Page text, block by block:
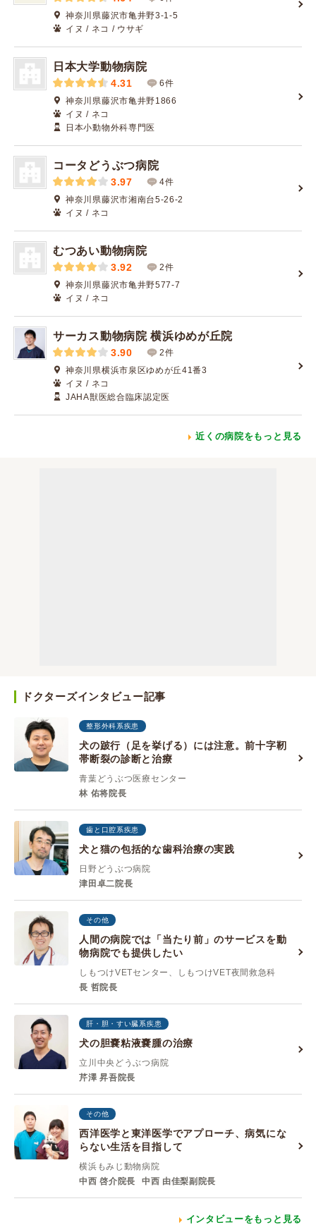
神奈川県藤沢市亀井野3-1-5
イヌ / ネコ / ウサギ
日本大学動物病院
4.31
6件
神奈川県藤沢市亀井野1866
イヌ / ネコ
日本小動物外科専門医
コータどうぶつ病院
3.97
4件
神奈川県藤沢市湘南台5-26-2
イヌ / ネコ
むつあい動物病院
3.92
2件
神奈川県藤沢市亀井野577-7
イヌ / ネコ
サーカス動物病院 横浜ゆめが丘院
3.90
2件
神奈川県横浜市泉区ゆめが丘41番3
イヌ / ネコ
JAHA獣医総合臨床認定医
近くの病院をもっと見る
ドクターズインタビュー記事
整形外科系疾患
犬の跛行（足を挙げる）には注意。前十字靭
帯断裂の診断と治療
青葉どうぶつ医療センター
林 佑将院長
歯と口腔系疾患
犬と猫の包括的な歯科治療の実践
日野どうぶつ病院
津田卓二院長
その他
人間の病院では「当たり前」のサービスを動
物病院でも提供したい
しもつけVETセンター、しもつけVET夜間救急科
長 哲院長
肝・胆・すい臓系疾患
犬の胆嚢粘液嚢腫の治療
立川中央どうぶつ病院
芹澤 昇吾院長
その他
西洋医学と東洋医学でアプローチ、病気にな
らない生活を目指して
横浜もみじ動物病院
中西 啓介院長
中西 由佳梨副院長
インタビューをもっと見る